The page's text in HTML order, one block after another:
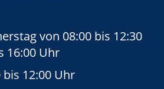
von 08:00 bis 12:30
16:00 Uhr
bis 12:00 Uhr